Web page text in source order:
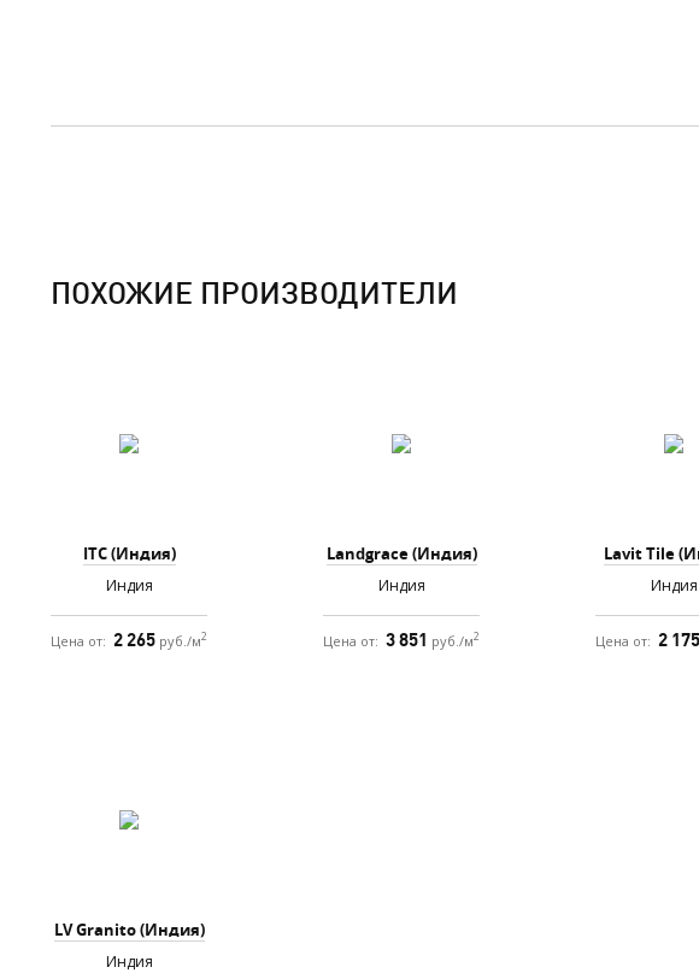
ПОХОЖИЕ ПРОИЗВОДИТЕЛИ
ITC (Индия)
Индия
Цена от: 2 265 руб./м2
Landgrace (Индия)
Индия
Цена от: 3 851 руб./м2
Lavit Tile
Индия
Цена от: 2 175
LV Granito (Индия)
Индия